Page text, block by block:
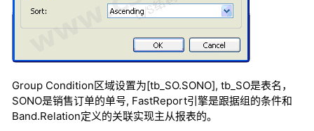
Group Condition区域设置为[tb_SO.SONO], tb_SO是表名，
SONO是销售订单的单号, FastReport引擎是跟据组的条件和
Band.Relation定义的关联实现主从报表的。